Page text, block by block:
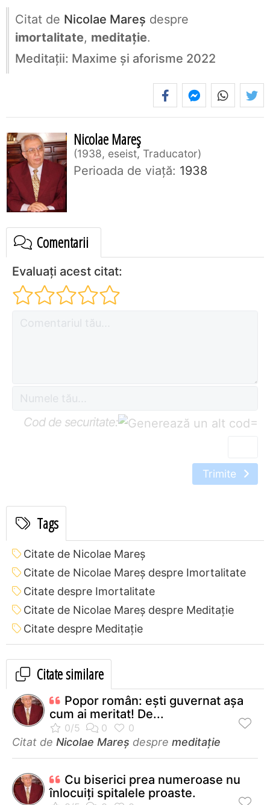
Citat de Nicolae Mareș despre
imortalitate, meditație.
Meditații: Maxime și aforisme 2022
Nicolae Mareș
1938, eseist, Traducator
Perioada de viaţă: 1938
Comentarii
Evaluați acest citat:
Cod de securitate: =
Trimite
Tags
Citate de Nicolae Mareș
Citate de Nicolae Mareș despre Imortalitate
Citate despre Imortalitate
Citate de Nicolae Mareș despre Meditație
Citate despre Meditație
Citate similare
Popor român: ești guvernat așa
cum ai meritat! De...
Citat de Nicolae Mareș despre meditație
Cu biserici prea numeroase nu
înlocuiți spitalele proaste.